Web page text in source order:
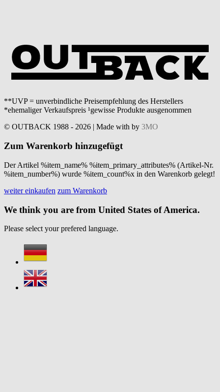
**UVP = unverbindliche Preisempfehlung des Herstellers
*ehemaliger Verkaufspreis ¹gewisse Produkte ausgenommen
© OUTBACK 1988 - 2026 | Made with by 3MO
Zum Warenkorb hinzugefügt
Der Artikel %item_name% %item_primary_attributes% (Artikel-Nr.
%item_number%) wurde %item_count%x in den Warenkorb gelegt!
weiter einkaufen zum Warenkorb
We think you are from United States of America.
Please select your prefered language.